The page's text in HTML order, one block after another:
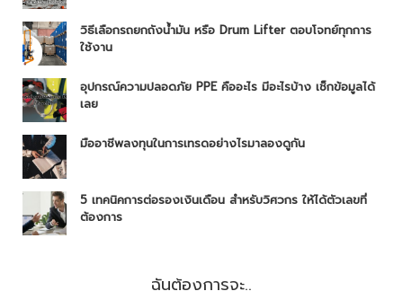
วิธีเลือกรถยกถังน้ำมัน หรือ Drum Lifter ตอบโจทย์ทุกการ
ใช้งาน
อุปกรณ์ความปลอดภัย PPE คืออะไร มีอะไรบ้าง เช็กข้อมูลได้
เลย
มืออาชีพลงทุนในการเทรดอย่างไรมาลองดูกัน
5 เทคนิคการต่อรองเงินเดือน สำหรับวิศวกร ให้ได้ตัวเลขที่
ต้องการ
ฉันต้องการจะ..